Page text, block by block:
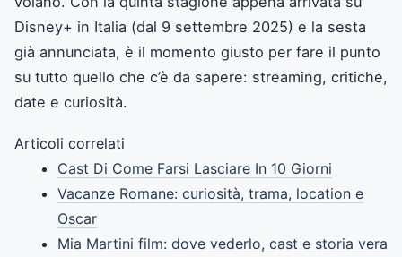
Disney+ in Italia (dal 9 settembre 2025) e la sesta
già annunciata, è il momento giusto per fare il punto
su tutto quello che c’è da sapere: streaming, critiche,
date e curiosità.
Articoli correlati
Cast Di Come Farsi Lasciare In 10 Giorni
Vacanze Romane: curiosità, trama, location e
Oscar
Mia Martini film: dove vederlo, cast e storia vera